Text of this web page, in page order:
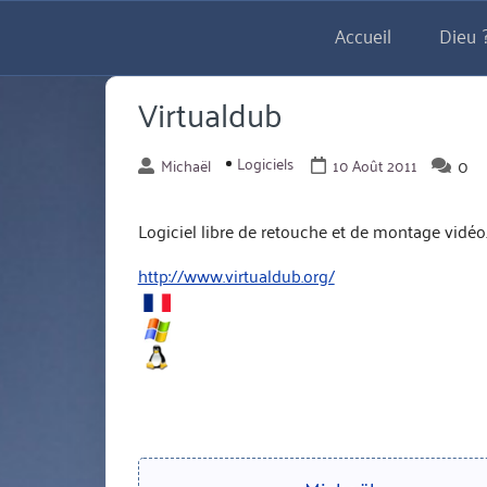
au
Accueil Dieu
Virtualdub
Michaël Logiciels 10 Août 2011 0
Logiciel libre de retouche et de montage vidéo.
http://www.virtualdub.org/